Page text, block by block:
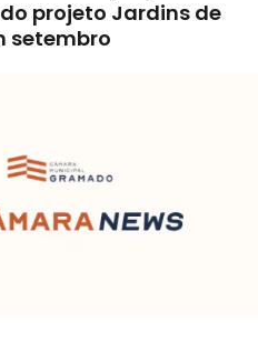
projeto Jardins de
setembro